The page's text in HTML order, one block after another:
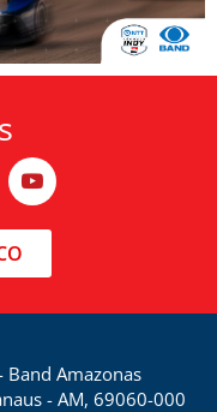
Band Amazonas
- AM, 69060-000